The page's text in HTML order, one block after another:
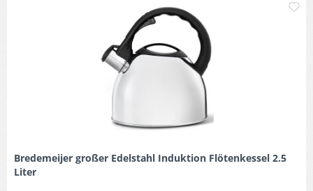
Bredemeijer großer Edelstahl Induktion Flötenkessel 2.5
Liter